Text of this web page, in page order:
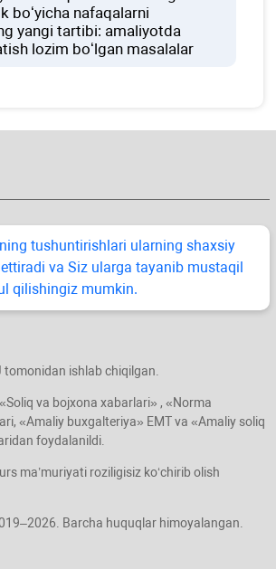
boʻyicha nafaqalarni
yangi tartibi: amaliyotda
lozim boʻlgan masalalar
tushuntirishlari ularning shaхsiy
va Siz ularga tayanib mustaqil
qilishingiz mumkin.
tomonidan ishlab chiqilgan.
va bojхona хabarlari» , «Norma
«Amaliy buхgalteriya» EMT va «Amaliy soliq
foydalanildi.
ma’muriyati roziligisiz koʻchirib olish
Barcha huquqlar himoyalangan.